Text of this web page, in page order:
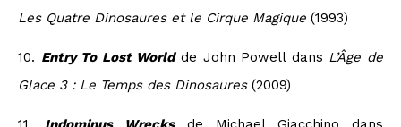
Les Quatre Dinosaures et le Cirque Magique (1993)
10. Entry To Lost Worldde John Powell dans L’Âge de
Glace 3 : Le Temps des Dinosaures(2009)